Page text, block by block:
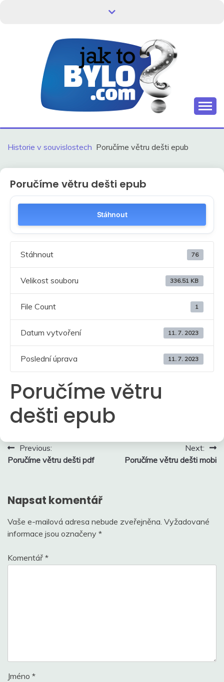
HISTORIE V
SOUVISLOSTECH
Historie v souvislostech Poručíme větru dešti epub
Poručíme větru dešti epub
Stáhnout
Stáhnout 76
Velikost souboru 336.51 KB
File Count 1
Datum vytvoření 11. 7. 2023
Poslední úprava 11. 7. 2023
Poručíme větru
dešti epub
Navigace
pro
Previous:
Poručíme větru dešti pdf
Next:
Poručíme větru dešti mobi
Napsat komentář
Vaše e-mailová adresa nebude zveřejněna. Vyžadované
informace jsou označeny *
Komentář *
Jméno *